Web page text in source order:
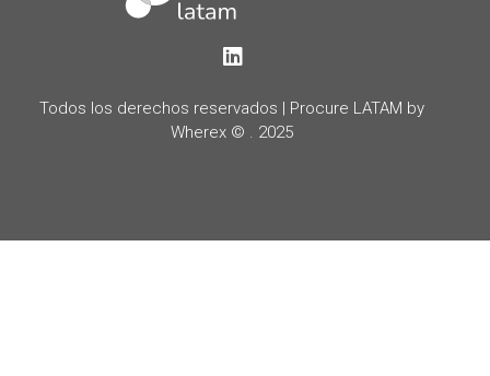
LinkedIn
Todos los derechos reservados | Procure LATAM by
Wherex © . 2025